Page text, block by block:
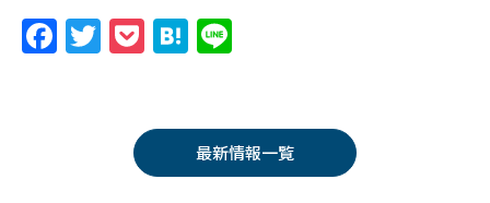
F T
er
P
k
et
H
n
a
最新情報一覧